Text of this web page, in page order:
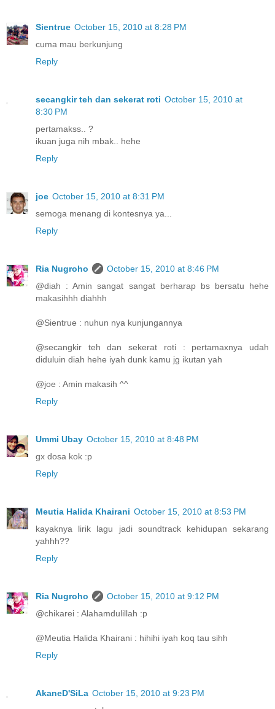
Sientrue October 15, 2010 at 8:28 PM
cuma mau berkunjung
Reply
secangkir teh dan sekerat roti October 15, 2010 at
8:30 PM
pertamakss.. ?
ikuan juga nih mbak.. hehe
Reply
joe October 15, 2010 at 8:31 PM
semoga menang di kontesnya ya...
Reply
Ria Nugroho
October 15, 2010 at 8:46 PM
@diah : Amin sangat sangat berharap bs bersatu hehe
makasihhh diahhh
@Sientrue : nuhun nya kunjungannya
@secangkir teh dan sekerat roti : pertamaxnya udah
diduluin diah hehe iyah dunk kamu jg ikutan yah
@joe : Amin makasih ^^
Reply
Ummi Ubay October 15, 2010 at 8:48 PM
gx dosa kok :p
Reply
Meutia Halida Khairani October 15, 2010 at 8:53 PM
kayaknya lirik lagu jadi soundtrack kehidupan sekarang
yahhh??
Reply
Ria Nugroho
October 15, 2010 at 9:12 PM
@chikarei : Alahamdulillah :p
@Meutia Halida Khairani : hihihi iyah koq tau sihh
Reply
AkaneD'SiLa October 15, 2010 at 9:23 PM